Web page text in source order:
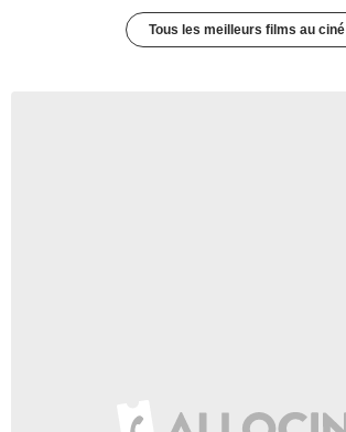
Tous les meilleurs films au ciné